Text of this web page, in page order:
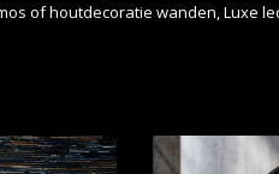
of houtdecoratie wanden, Luxe